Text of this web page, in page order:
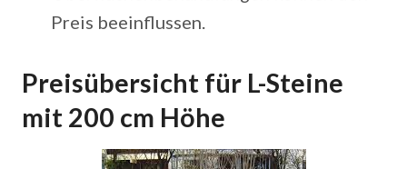
Preis beeinflussen.
Preisübersicht für L-Steine
mit 200 cm Höhe